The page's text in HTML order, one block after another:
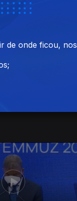
de onde ficou, nos